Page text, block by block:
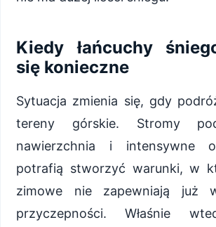
Kiedy łańcuchy
się konieczne
Sytuacja zmienia się, gdy
tereny górskie. Stromy
nawierzchnia i intensywne
potrafią stworzyć warunki, w
zimowe nie zapewniają już
przyczepności. Właśnie